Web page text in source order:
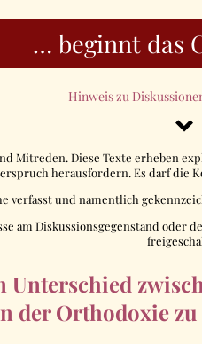
… beginnt das
Hinweis zu
Mitreden. Diese Texte erheben
herausfordern. Es darf die
verfasst und namentlich
am Diskussionsgegenstand
Unterschied
der Orthodoxie